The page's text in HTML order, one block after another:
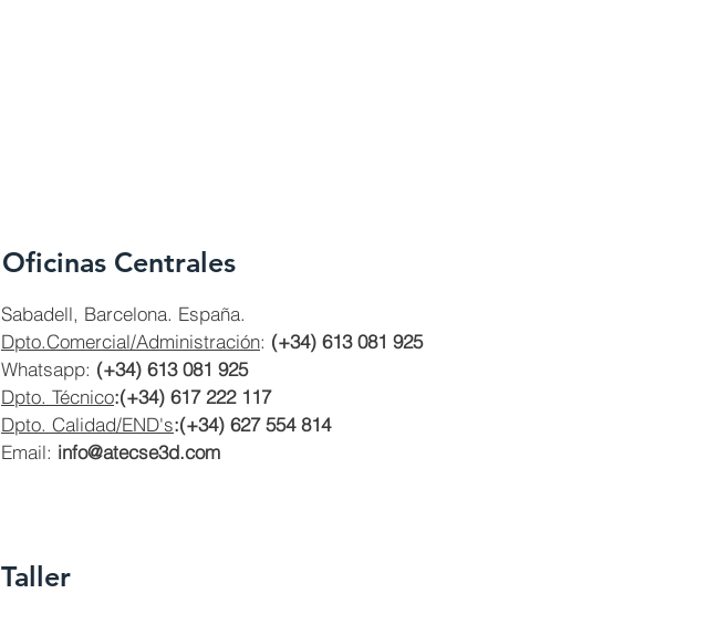
Oficinas Centrales
Sabadell, Barcelona. España.
Dpto.Comercial/Administración: (+34) 613 081 925
Whatsapp: (+34) 613 081 925
Dpto. Técnico:(+34) 617 222 117
Dpto. Calidad/END's:(+34) 627 554 814
Email: info@atecse3d.com
Taller